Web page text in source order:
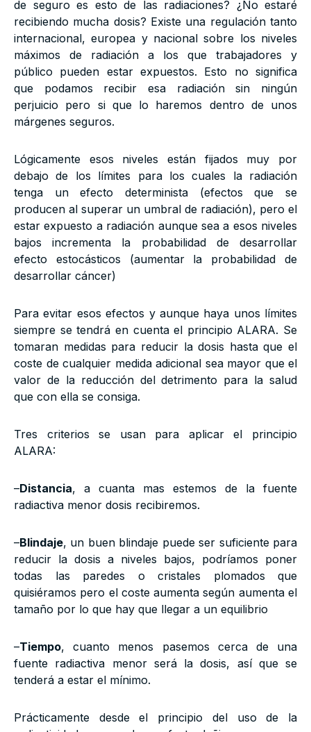
de seguro es esto de las radiaciones? ¿No estaré
recibiendo mucha dosis? Existe una regulación tanto
internacional, europea y nacional sobre los niveles
máximos de radiación a los que trabajadores y
público pueden estar expuestos. Esto no significa
que podamos recibir esa radiación sin ningún
perjuicio pero si que lo haremos dentro de unos
márgenes seguros.
Lógicamente esos niveles están fijados muy por
debajo de los límites para los cuales la radiación
tenga un efecto determinista (efectos que se
producen al superar un umbral de radiación), pero el
estar expuesto a radiación aunque sea a esos niveles
bajos incrementa la probabilidad de desarrollar
efecto estocásticos (aumentar la probabilidad de
desarrollar cáncer)
Para evitar esos efectos y aunque haya unos límites
siempre se tendrá en cuenta el principio ALARA. Se
tomaran medidas para reducir la dosis hasta que el
coste de cualquier medida adicional sea mayor que el
valor de la reducción del detrimento para la salud
que con ella se consiga.
Tres criterios se usan para aplicar el principio
ALARA:
–Distancia, a cuanta mas estemos de la fuente
radiactiva menor dosis recibiremos.
–Blindaje, un buen blindaje puede ser suficiente para
reducir la dosis a niveles bajos, podríamos poner
todas las paredes o cristales plomados que
quisiéramos pero el coste aumenta según aumenta el
tamaño por lo que hay que llegar a un equilibrio
–Tiempo, cuanto menos pasemos cerca de una
fuente radiactiva menor será la dosis, así que se
tenderá a estar el mínimo.
Prácticamente desde el principio del uso de la